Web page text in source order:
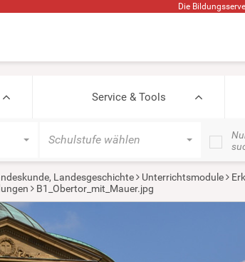
Die
Service & Tools
Schulstufe wählen
Landesgeschichte Unterrichtsmodule
B1_Obertor_mit_Mauer.jpg